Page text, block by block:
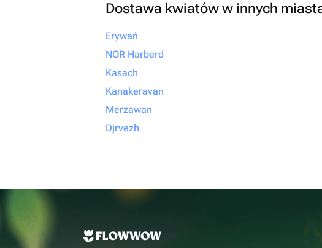
Dostawa kwiatów w innych
Erywań
NOR Harberd
Kasach
Kanakeravan
Merzawan
Djrvezh